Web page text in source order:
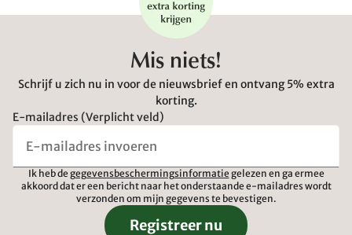
Mis niets!
Schrijf u zich nu in voor de nieuwsbrief en ontvang 5% extra
korting.
E-mailadres (Verplicht veld)
Ik heb de gegevensbeschermingsinformatie gelezen en ga ermee
akkoord dat er een bericht naar het onderstaande e-mailadres wordt
verzonden om mijn gegevens te bevestigen.
Registreer nu